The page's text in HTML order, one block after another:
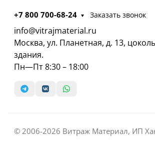
+7 800 700-68-24 Заказать звонок
info@vitrajmaterial.ru
Москва, ул. Планетная, д. 13,
здания.
Пн—Пт 8:30 – 18:00
© 2006-2026 Витраж Материал, ИП